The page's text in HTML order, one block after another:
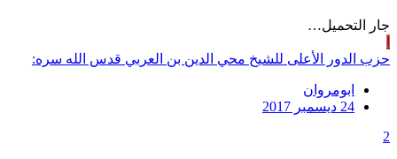
جار التحميل…
حزب الدور الأعلى للشيخ محي الدين بن العربي قدس الله سره:
ابومروان
24 ديسمبر 2017
2